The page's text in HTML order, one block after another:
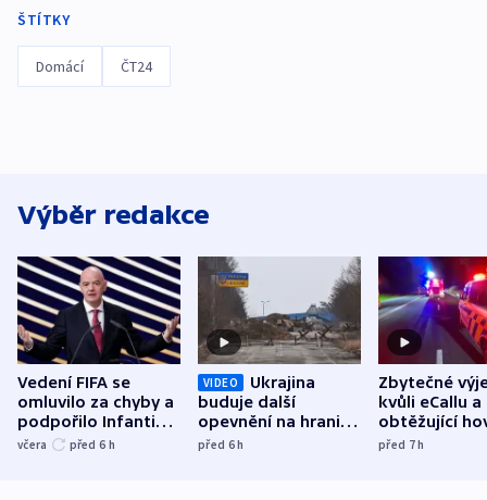
ŠTÍTKY
Domácí ČT24
Výběr redakce
Vedení FIFA se
omluvilo za chyby a
podpořilo Infantina.
UEFA trvá na
včera před 6 h
VIDEO
Ukrajina
buduje další
opevnění na hranici
s Běloruskem
před 6h
Zbytečné
kvůli eCallu a
obtěžující
zdržují
před 7h